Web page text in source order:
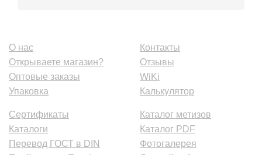
О нас
Открываете магазин?
Оптовые заказы
Упаковка
Контакты
Отзывы
WiKi
Калькулятор
Сертификаты
Каталоги
Перевод ГОСТ в DIN
Каталог метизов
Каталог PDF
Фотогалерея